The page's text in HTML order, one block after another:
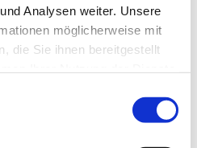
Analysen weiter. Unsere
möglicherweise mit
die Sie ihnen bereitgestellt